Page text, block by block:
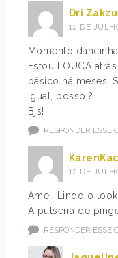
Dri
12 DE
Momento
Estou LOUCA
básico há meses!
igual, posso!?
Bjs!
RESPONDER ESSE
KarenKac
12 DE
Amei! Lindo o
A pulseira de
RESPONDER ESSE